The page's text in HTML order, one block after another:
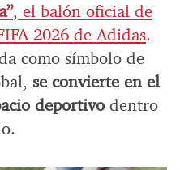
, el balón oficial de
2026 de Adidas.
como símbolo de
se convierte en el
deportivodentro